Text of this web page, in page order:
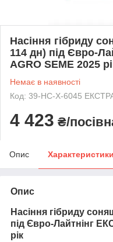
Насіння гібриду
114 дн) під Євро-
AGRO SEME 2025
Немає в наявності
Код: 39-НС-Х-6045
4 423 ₴/
Опис Характеристики
Опис
Насіння гібриду
під Євро-Лайтнінг
рік